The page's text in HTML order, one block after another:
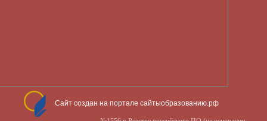
Сайт создан на портале сайтыобразованию.рф